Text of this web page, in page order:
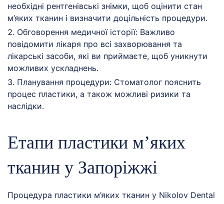
необхідні рентгенівські знімки, щоб оцінити стан
м’яких тканин і визначити доцільність процедури.
Обговорення медичної історії: Важливо
повідомити лікаря про всі захворювання та
лікарські засоби, які ви приймаєте, щоб уникнути
можливих ускладнень.
Планування процедури: Стоматолог пояснить
процес пластики, а також можливі ризики та
наслідки.
Етапи пластики м’яких
тканин у Запоріжжі
Процедура пластики м’яких тканин у Nikolov Dental